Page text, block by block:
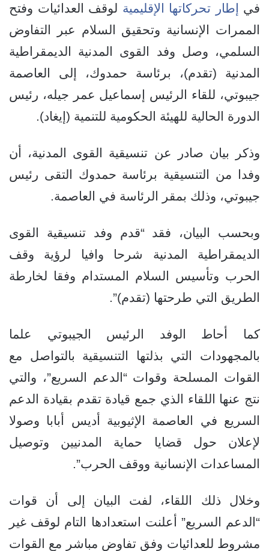
في إطار تحركاتها الإقليمية لوقف العدائيات وفتح
الممرات الإنسانية وتحقيق السلام عبر التفاوض
السلمي، وصل وفد القوى المدنية الديمقراطية
المدنية (تقدم)، برئاسة حمدوك، إلى العاصمة
جيبوتي، للقاء الرئيس إسماعيل عمر جيله، رئيس
الدورة الحالية للهيئة الحكومية للتنمية (إيغاد).
وذكر بيان صادر عن تنسيقية القوى المدنية، أن
وفدا من التنسيقية برئاسة حمدوك التقى رئيس
جيبوتي، وذلك بمقر الرئاسة في العاصمة.
وبحسب البيان، فقد “قدم وفد تنسيقية القوى
الديمقراطية المدنية شرحا وافيا لرؤية وقف
الحرب وتأسيس السلام المستدام وفقا لخارطة
الطريق التي طرحتها (تقدم)”.
كما أحاط الوفد الرئيس الجيبوتي علما
بالمجهودات التي بذلتها التنسيقية بالتواصل مع
القوات المسلحة وقوات “الدعم السريع”، والتي
نتج عنها اللقاء الذي جمع قيادة تقدم بقيادة الدعم
السريع في العاصمة الإثيوبية أديس أبابا وصولا
لإعلان حول قضايا حماية المدنيين وتوصيل
المساعدات الإنسانية ووقف الحرب”.
وخلال ذلك اللقاء، لفت البيان إلى أن قوات
“الدعم السريع” أعلنت استعدادها التام لوقف غير
مشروط للعدائيات وفق تفاوض مباشر مع القوات